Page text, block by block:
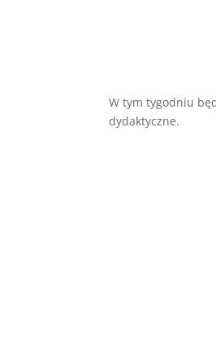
W tym tygodniu
dydaktyczne.